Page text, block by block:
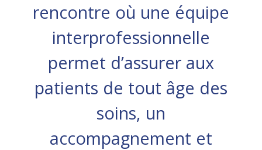
rencontre où une équipe
interprofessionnelle
permet d’assurer aux
patients de tout âge des
soins, un
accompagnement et